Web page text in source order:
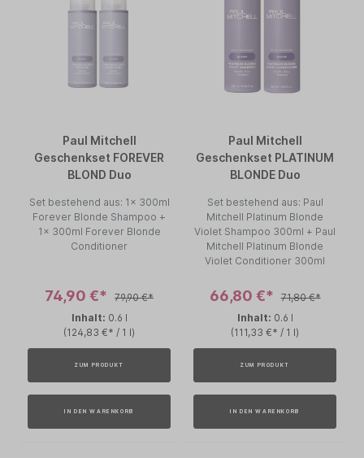
Paul Mitchell
Geschenkset FOREVER
BLOND Duo
Set bestehend aus: 1x 300ml
Forever Blonde Shampoo +
1x 300ml Forever Blonde
Conditioner
74,90 €*
79,90 €*
Inhalt: 0.6 l
(124,83 €* / 1 l)
ZUM PRODUKT
IN DEN WARENKORB
Paul Mitchell
Geschenkset PLATINUM
BLONDE Duo
Set bestehend aus: Paul
Mitchell Platinum Blonde
Violet Shampoo 300ml + Paul
Mitchell Platinum Blonde
Violet Conditioner 300ml
66,80 €*
71,80 €*
Inhalt: 0.6 l
(111,33 €* / 1 l)
ZUM PRODUKT
IN DEN WARENKORB